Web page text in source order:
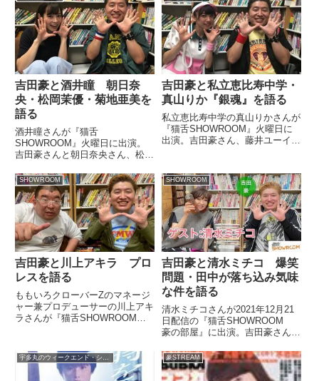
いました。（堀潤）さあ、続いて
は豪さん。お願いします。（吉田
豪）はい。この流れでは非常に
出...
吉田豪と酒井瞳 朝日奈
央・松岡茉優・菊地亜美を
語る
酒井瞳さんが『猫舌
SHOWROOM』火曜日に出演。
吉田豪さんと朝日奈央さん、松岡
いて話していました。
吉田豪と私立恵比寿中学・
真山りか『銀魂』を語る
私立恵比寿中学の真山りかさんが
『猫舌SHOWROOM』火曜日に
出演。吉田豪さん、藤井ユーイチ
SHOWROOM
吉田豪と川上アキラ プロ
レスを語る
ももいろクローバーZのマネージ
ャー兼プロデューサーの川上アキ
ラさんが『猫舌SHOWROOM
ー、アリスター・オーフレイム、
アントニオ猪木などの話をしてい
ました。?#猫舌SHOWRO...
SHOWROOM
吉田豪と清水ミチコ 爆笑
問題・田中が落ち込み気味
な件を語る
清水ミチコさんが2021年12月21
日配信の『猫舌SHOWROOM
豪の部屋』に出演。吉田豪さんと
落ち込み気味な件について話して
いました。
宇多丸のウィークエンド・シャッフル 豪STREAM